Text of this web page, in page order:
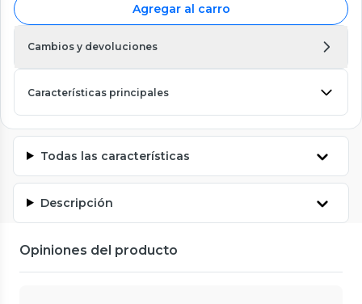
Agregar al carro
Cambios y devoluciones
Características principales
Todas las características
Descripción
Opiniones del producto